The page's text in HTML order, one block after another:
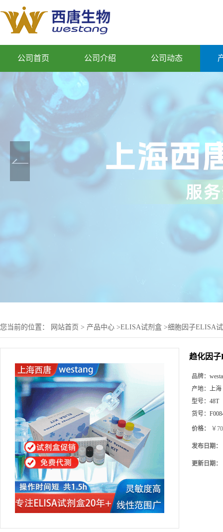
公司首页 公司介绍 公司动态
您当前的位置： 网站首页 > 产品中心 >ELISA试剂盒 >细胞因子ELISA
趋化因
品牌：
产地： 上海
型号： 48T
货号：
价格： ￥
发布日期：
更新日期：